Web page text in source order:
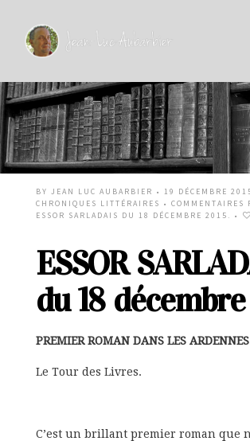
BY JEAN LUC AUBARBIER • 19 DÉCEMBRE
CHRONIQUES LITTÉRAIRES • COMMENTAIRES
ESSOR SARLADAIS DU 18 DÉCEMBRE 2015. •
ESSOR
du 18
PREMIER ROMAN DANS LES
Le Tour des Livres.
C’est un brillant premier roman que